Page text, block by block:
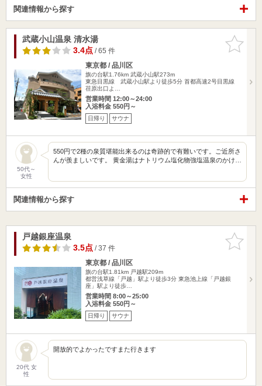
関連情報から探す
お気に入
りに追加
武蔵小山温泉 清水湯
3.4点/ 65 件
東京都 / 品川区
旗の台駅1.76km 武蔵小山駅273m
東急目黒線 武蔵小山駅より徒歩5分 首都高速2号目黒線
荏原出口よ…
営業時間 12:00～24:00
入浴料金 550円～
日帰り サウナ
50代～
女性
550円で2種の泉質堪能出来るのは奇跡的で有難いです。ご近所さ
んが羨ましいです。 黄金湯はナトリウム塩化物強塩温泉のかけ…
関連情報から探す
お気に入
りに追加
戸越銀座温泉
3.5点/ 37 件
東京都 / 品川区
旗の台駅1.81km 戸越駅209m
都営浅草線「戸越」駅より徒歩3分 東急池上線「戸越銀
座」駅より徒歩…
営業時間 8:00～25:00
入浴料金 550円～
日帰り サウナ
20代 女
性
開放的でよかったですまた行きます